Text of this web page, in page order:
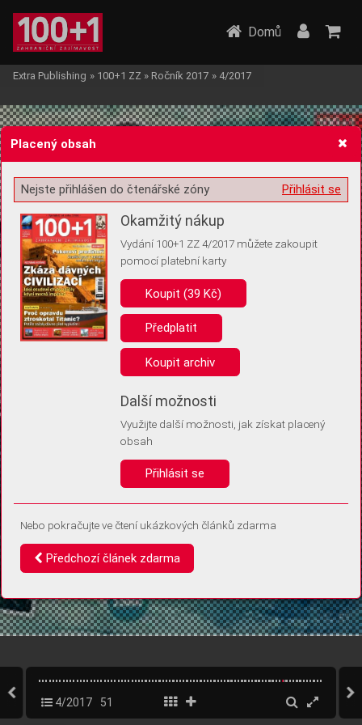
Žádost o souhlas s ukládáním volitelných informací
Pro základní fungování webu nepotřebujeme ukládat žádné informace
(tzv. cookies apod.). Rádi bychom vás ale požádali o souhlas s
uložením volitelných informací:
Anonymní unikátní ID
Díky němu příště poznáme, že se jedná o stejné zařízení, a
Identifikátor je zcela anonymní.
Vaše souhlasy a odmítnutí si ukládáme do vašeho zařízení, abychom se
vás už příště znovu neptali. Můžete je kdykoli později upravit ve Správě
Domů
Extra Publishing » 100+1 ZZ » Ročník 2017 » 4/2017
4/2017 51
Placený obsah
Přihlásit se
Nejste přihlášen do čtenářské zóny
Okamžitý nákup
Vydání 100+1 ZZ 4/2017 můžete zakoupit
pomocí platební karty
Koupit (39 Kč)
Předplatit
Koupit archiv
Další možnosti
Využijte další možnosti, jak získat placený
obsah
Přihlásit se
Nebo pokračujte ve čtení ukázkových článků zdarma
Předchozí článek zdarma